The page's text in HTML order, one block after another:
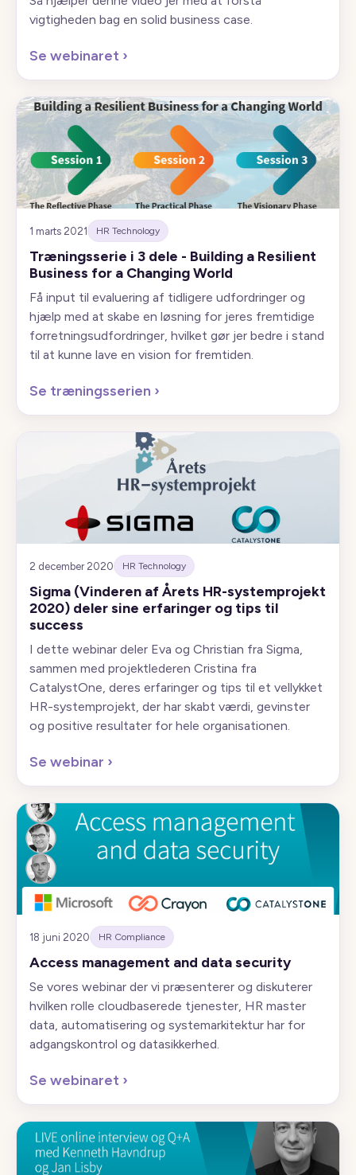
vigtigheden bag en solid business case.
Se webinaret ›
1 marts 2021 HR Technology
Træningsserie i 3 dele - Building a Resilient
Business for a Changing World
Få input til evaluering af tidligere udfordringer og
hjælp med at skabe en løsning for jeres fremtidige
forretningsudfordringer, hvilket gør jer bedre i stand
til at kunne lave en vision for fremtiden.
Se træningsserien ›
2 december 2020 HR Technology
Sigma (Vinderen af Årets HR-systemprojekt
2020) deler sine erfaringer og tips til
success
I dette webinar deler Eva og Christian fra Sigma,
sammen med projektlederen Cristina fra
CatalystOne, deres erfaringer og tips til et vellykket
HR-systemprojekt, der har skabt værdi, gevinster
og positive resultater for hele organisationen.
Se webinar ›
18 juni 2020 HR Compliance
Access management and data security
Se vores webinar der vi præsenterer og diskuterer
hvilken rolle cloudbaserede tjenester, HR master
data, automatisering og systemarkitektur har for
adgangskontrol og datasikkerhed.
Se webinaret ›